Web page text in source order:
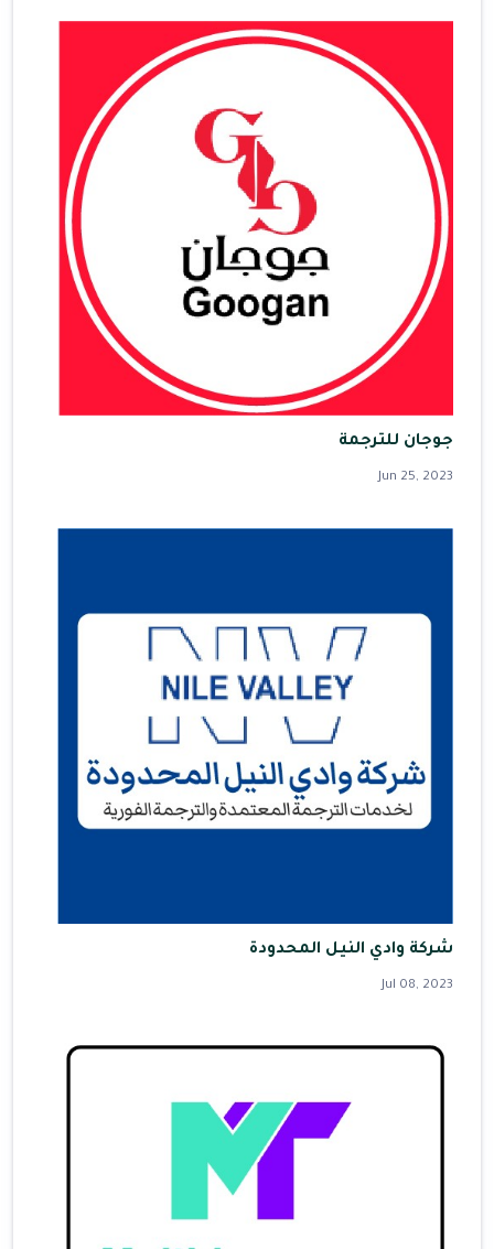
جوجان للترجمة
Jun 25, 2023
شركة وادي النيل المحدودة
Jul 08, 2023